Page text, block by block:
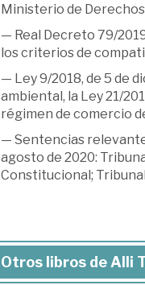
Ministerio de
— Real Decreto 79/
los criterios de
— Ley 9/2018, de 5 de
ambiental, la Ley 21/
régimen de comercio
— Sentencias
agosto de 2020:
Constitucional;
Otros libros de Alli